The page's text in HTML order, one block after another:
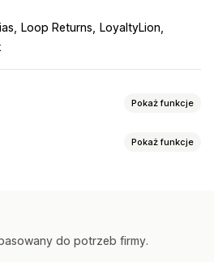
Loop Returns
LoyaltyLion
Pokaż funkcje
produktu
Pokaż funkcje
do potrzeb firmy.